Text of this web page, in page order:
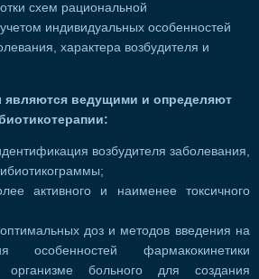
схем рациональной
индивидуальных особенностей
характера возбудителя и
ведущими и определяют
возбудителя заболевания,
активного и наименее токсичного
доз и методов введения на
особенностей фармакокинетики
организме больного для создания